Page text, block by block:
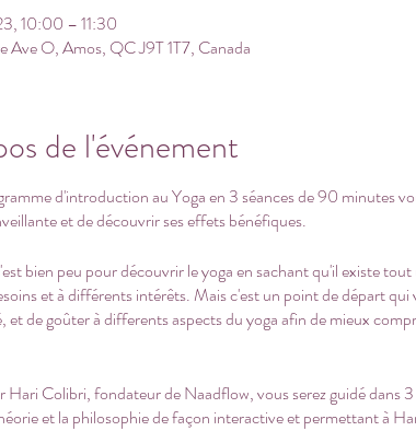
10:00 – 11:30
Ave O, Amos, QC J9T 1T7, Canada
de l'événement
d'introduction au Yoga en 3 séances de 90 minutes
et de découvrir ses effets bénéfiques.
bien peu pour découvrir le yoga en sachant qu'il existe
et à différents intérêts. Mais c'est un point de départ
et de goûter à differents aspects du yoga afin de mieux
Hari Colibri, fondateur de Naadflow, vous serez guidé dans
et la philosophie de façon interactive et permettant à